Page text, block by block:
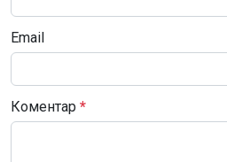
Email
Коментар *